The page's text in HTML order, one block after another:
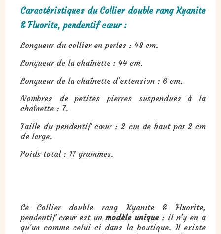
Caractéristiques du Collier double rang Kyanite
& Fluorite, pendentif cœur :
Longueur du collier en perles : 48 cm.
Longueur de la chaînette : 44 cm.
Longueur de la chaînette d’extension : 6 cm.
Nombres de petites pierres suspendues à la
chaînette : 7.
Taille du pendentif cœur : 2 cm de haut par 2 cm
de large.
Poids total : 17 grammes.
Ce Collier double rang Kyanite & Fluorite,
pendentif cœur est unmodèle unique: il n’y en a
qu’un comme celui-ci dans la boutique. Il existe